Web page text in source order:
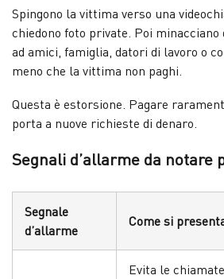
Spingono la vittima verso una
chiedono foto private. Poi
ad amici, famiglia, datori di lavoro o
meno che la vittima non paghi.
Questa è estorsione. Pagare
porta a nuove richieste di denaro.
Segnali d’allarme da notare
Segnale
d’allarme
Come si
Evita le chiamate